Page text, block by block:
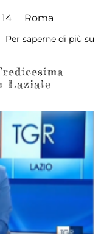
Roma
Per saperne di più su
Laziale